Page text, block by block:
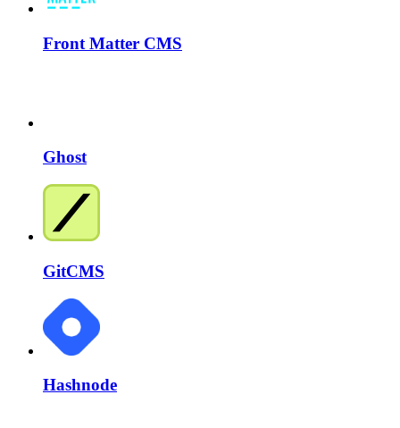
Front Matter CMS
Ghost
GitCMS
Hashnode